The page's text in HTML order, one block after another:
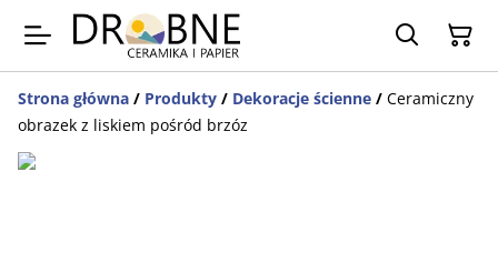
Strona główna / Produkty / Dekoracje ścienne / Ceramiczny
obrazek z liskiem pośród brzóz